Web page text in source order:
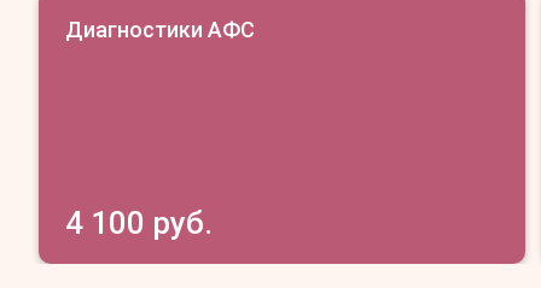
Диагностики АФС
4 100 руб.